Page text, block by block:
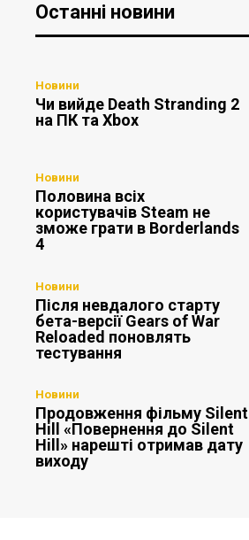
Останні новини
Новини
Чи вийде Death Stranding 2
на ПК та Xbox
Новини
Половина всіх
користувачів Steam не
зможе грати в Borderlands
4
Новини
Після невдалого старту
бета-версії Gears of War
Reloaded поновлять
тестування
Новини
Продовження фільму Silent
Hill «Повернення до Silent
Hill» нарешті отримав дату
виходу